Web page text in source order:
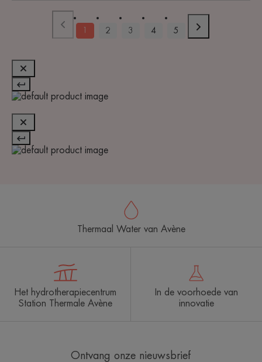
2 3 4 5
Thermaal Water van Avène
Het hydrotherapiecentrum
Station Thermale Avène
In de voorhoede van
innovatie
Ontvang onze nieuwsbrief